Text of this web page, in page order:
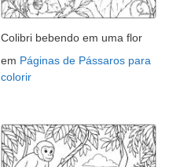
Colibri bebendo em uma flor
em Páginas de Pássaros para
colorir